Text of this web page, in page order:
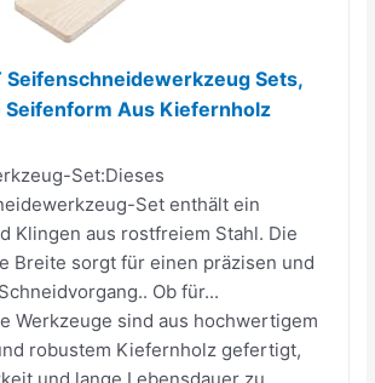
Seifenschneidewerkzeug Sets,
Aus Kiefernholz
Set:Dieses
Set enthält ein
Klingen aus rostfreiem Stahl. Die
Breite sorgt für einen präzisen und
Ob für...
Werkzeuge sind aus hochwertigem
robustem Kiefernholz gefertigt,